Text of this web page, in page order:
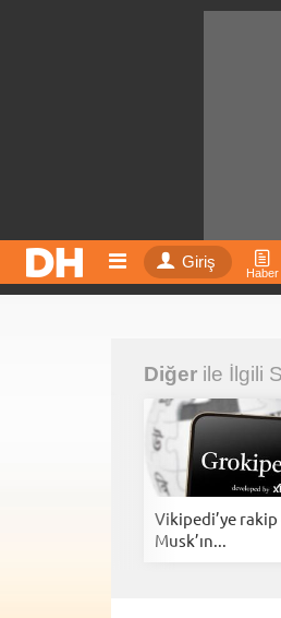
Giriş
Haber
Diğer ile İlgili
Vikipedi’ye rakip
Musk’ın...